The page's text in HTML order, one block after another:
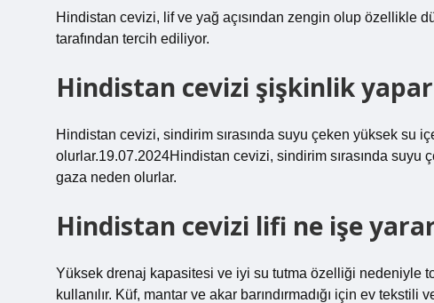
Hindistan cevizi, lif ve yağ açısından zengin olup özellikle
tarafından tercih ediliyor.
Hindistan cevizi şişkinlik yapar
Hindistan cevizi, sindirim sırasında suyu çeken yüksek su
olurlar.19.07.2024Hindistan cevizi, sindirim sırasında
gaza neden olurlar.
Hindistan cevizi lifi ne işe
Yüksek drenaj kapasitesi ve iyi su tutma özelliği nedeniyle
kullanılır. Küf, mantar ve akar barındırmadığı için ev tekstili